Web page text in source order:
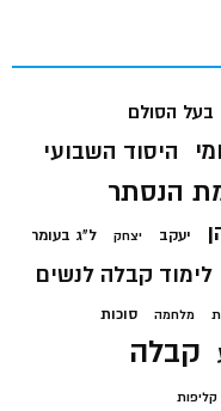
בעל הסולם
היסוד השבועי
הנסתר
יעקב יצחק ל"ג בעומר
לימוד קבלה לנשים
מלחמה סוכות
קבלה
קליפות